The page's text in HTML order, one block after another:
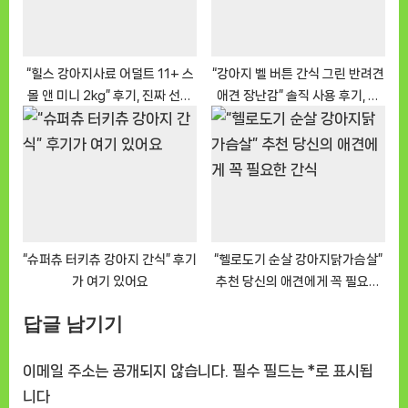
“힐스 강아지사료 어덜트 11+ 스
몰 앤 미니 2kg” 후기, 진짜 선택
이었어요
“강아지 벨 버튼 간식 그린 반려견
애견 장난감” 솔직 사용 후기, 꼭
봐야 할 필수템
“슈퍼츄 터키츄 강아지 간식” 후기
가 여기 있어요
“헬로도기 순살 강아지닭가슴살”
추천 당신의 애견에게 꼭 필요한
답글 남기기
이메일 주소는 공개되지 않습니다. 필수 필드는 *로 표시됩
니다